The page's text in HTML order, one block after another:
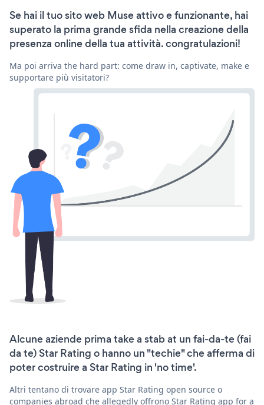
Se hai il tuo sito web Muse attivo e funzionante, hai
superato la prima grande sfida nella creazione della
presenza online della tua attività. congratulazioni!
Ma poi arriva the hard part: come draw in, captivate, make e
supportare più visitatori?
Alcune aziende prima take a stab at un fai-da-te (fai
da te) Star Rating o hanno un "techie" che afferma di
poter costruire a Star Rating in 'no time'.
Altri tentano di trovare app Star Rating open source o
companies abroad che allegedly offrono Star Rating app for a